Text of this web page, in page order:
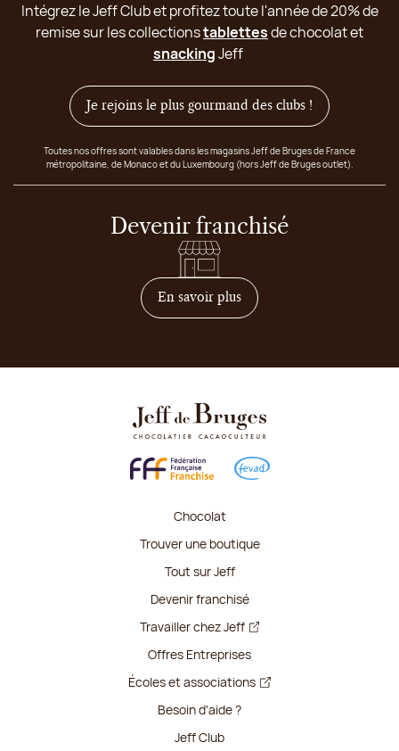
Intégrez le Jeff Club et profitez toute l'année de 20% de
remise sur les collectionstablettesde chocolat et
snackingJeff
Je rejoins le plus gourmand des clubs !
Toutes nos offres sont valables dans les magasins Jeff de Bruges de France
métropolitaine, de Monaco et du Luxembourg (hors Jeff de Bruges outlet).
Devenir franchisé
En savoir plussur comment devenir
Chocolat
Trouver une boutique
Tout sur Jeff
Devenir franchisé
Travailler chez Jeff
Offres Entreprises
Écoles et associations
Besoin d'aide ?
Jeff Club